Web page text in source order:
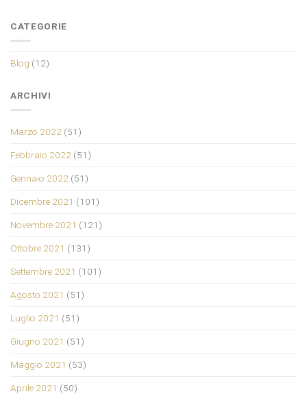
CATEGORIE
Blog (12)
ARCHIVI
Marzo 2022 (51)
Febbraio 2022 (51)
Gennaio 2022 (51)
Dicembre 2021 (101)
Novembre 2021 (121)
Ottobre 2021 (131)
Settembre 2021 (101)
Agosto 2021 (51)
Luglio 2021 (51)
Giugno 2021 (51)
Maggio 2021 (53)
Aprile 2021 (50)